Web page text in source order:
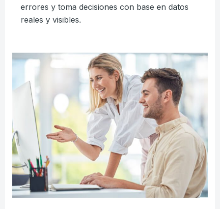
errores y toma decisiones con base en datos
reales y visibles.